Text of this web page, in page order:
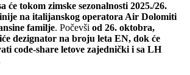
će tokom zimske sezonalnosti 2025./26.
na italijanskog operatora Air Dolomiti
familje. Počevši od 26. oktobra,
dezignator na broju leta EN, dok će
code-share letove zajednički i sa LH